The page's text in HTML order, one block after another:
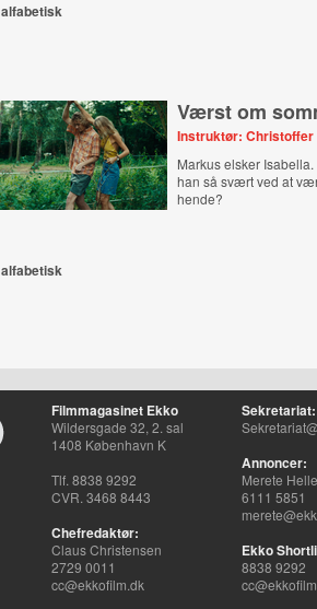
alfabetisk
Værst om
Instruktør: Christoffer
Markus elsker
han så svært ved at
hende?
alfabetisk
Filmmagasinet Ekko
Wildersgade 32, 2. sal
1408 København K
Tlf. 8838 9292
CVR. 3468 8443
Chefredaktør:
Claus Christensen
2729 0011
cc@ekkofilm.dk
Sekretariat:
Annoncer:
Merete
6111 5851
Ekko
8838 9292